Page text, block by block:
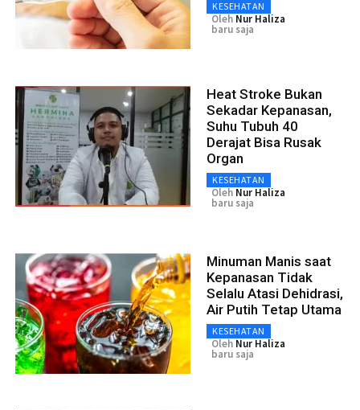
KESEHATAN
Oleh Nur Haliza
baru saja
Heat Stroke Bukan
Sekadar Kepanasan,
Suhu Tubuh 40
Derajat Bisa Rusak
Organ
KESEHATAN
Oleh Nur Haliza
baru saja
Minuman Manis saat
Kepanasan Tidak
Selalu Atasi Dehidrasi,
Air Putih Tetap Utama
KESEHATAN
Oleh Nur Haliza
baru saja